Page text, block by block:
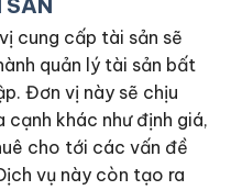
SẢN
cung cấp tài sản sẽ
quản lý tài sản bất
Đơn vị này sẽ chịu
cạnh khác như định giá,
cho tới các vấn đề
vụ này còn tạo ra